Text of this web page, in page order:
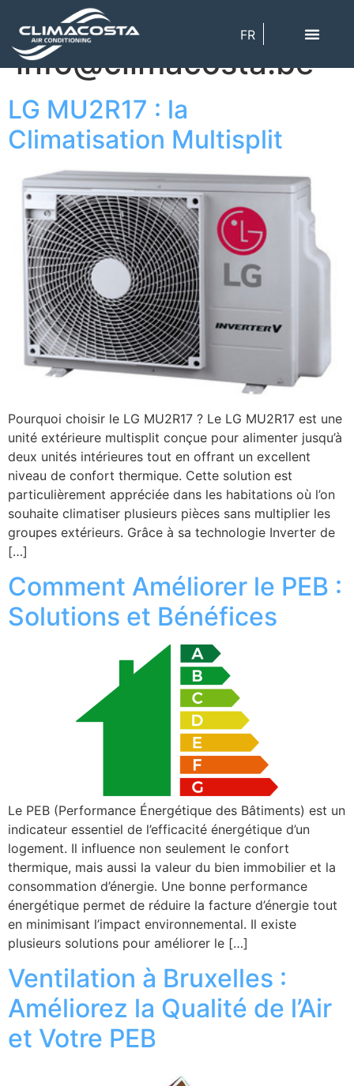
FR
Auteur/autrice :
info@climacosta.be
LG MU2R17 : la
Climatisation Multisplit
Pourquoi choisir le LG MU2R17 ? Le LG MU2R17 est une
unité extérieure multisplit conçue pour alimenter jusqu’à
deux unités intérieures tout en offrant un excellent
niveau de confort thermique. Cette solution est
particulièrement appréciée dans les habitations où l’on
souhaite climatiser plusieurs pièces sans multiplier les
groupes extérieurs. Grâce à sa technologie Inverter de
[…]
Comment Améliorer le PEB :
Solutions et Bénéfices
Le PEB (Performance Énergétique des Bâtiments) est un
indicateur essentiel de l’efficacité énergétique d’un
logement. Il influence non seulement le confort
thermique, mais aussi la valeur du bien immobilier et la
consommation d’énergie. Une bonne performance
énergétique permet de réduire la facture d’énergie tout
en minimisant l’impact environnemental. Il existe
plusieurs solutions pour améliorer le […]
Ventilation à Bruxelles :
Améliorez la Qualité de l’Air
et Votre PEB